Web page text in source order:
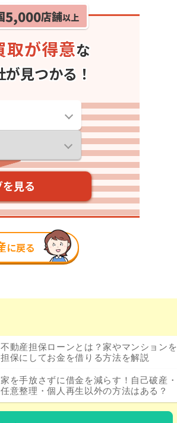
不動産担保ローンとは？家やマンションを
担保にしてお金を借りる方法を解説
家を手放さずに借金を減らす！自己破産・
任意整理・個人再生以外の方法はある？